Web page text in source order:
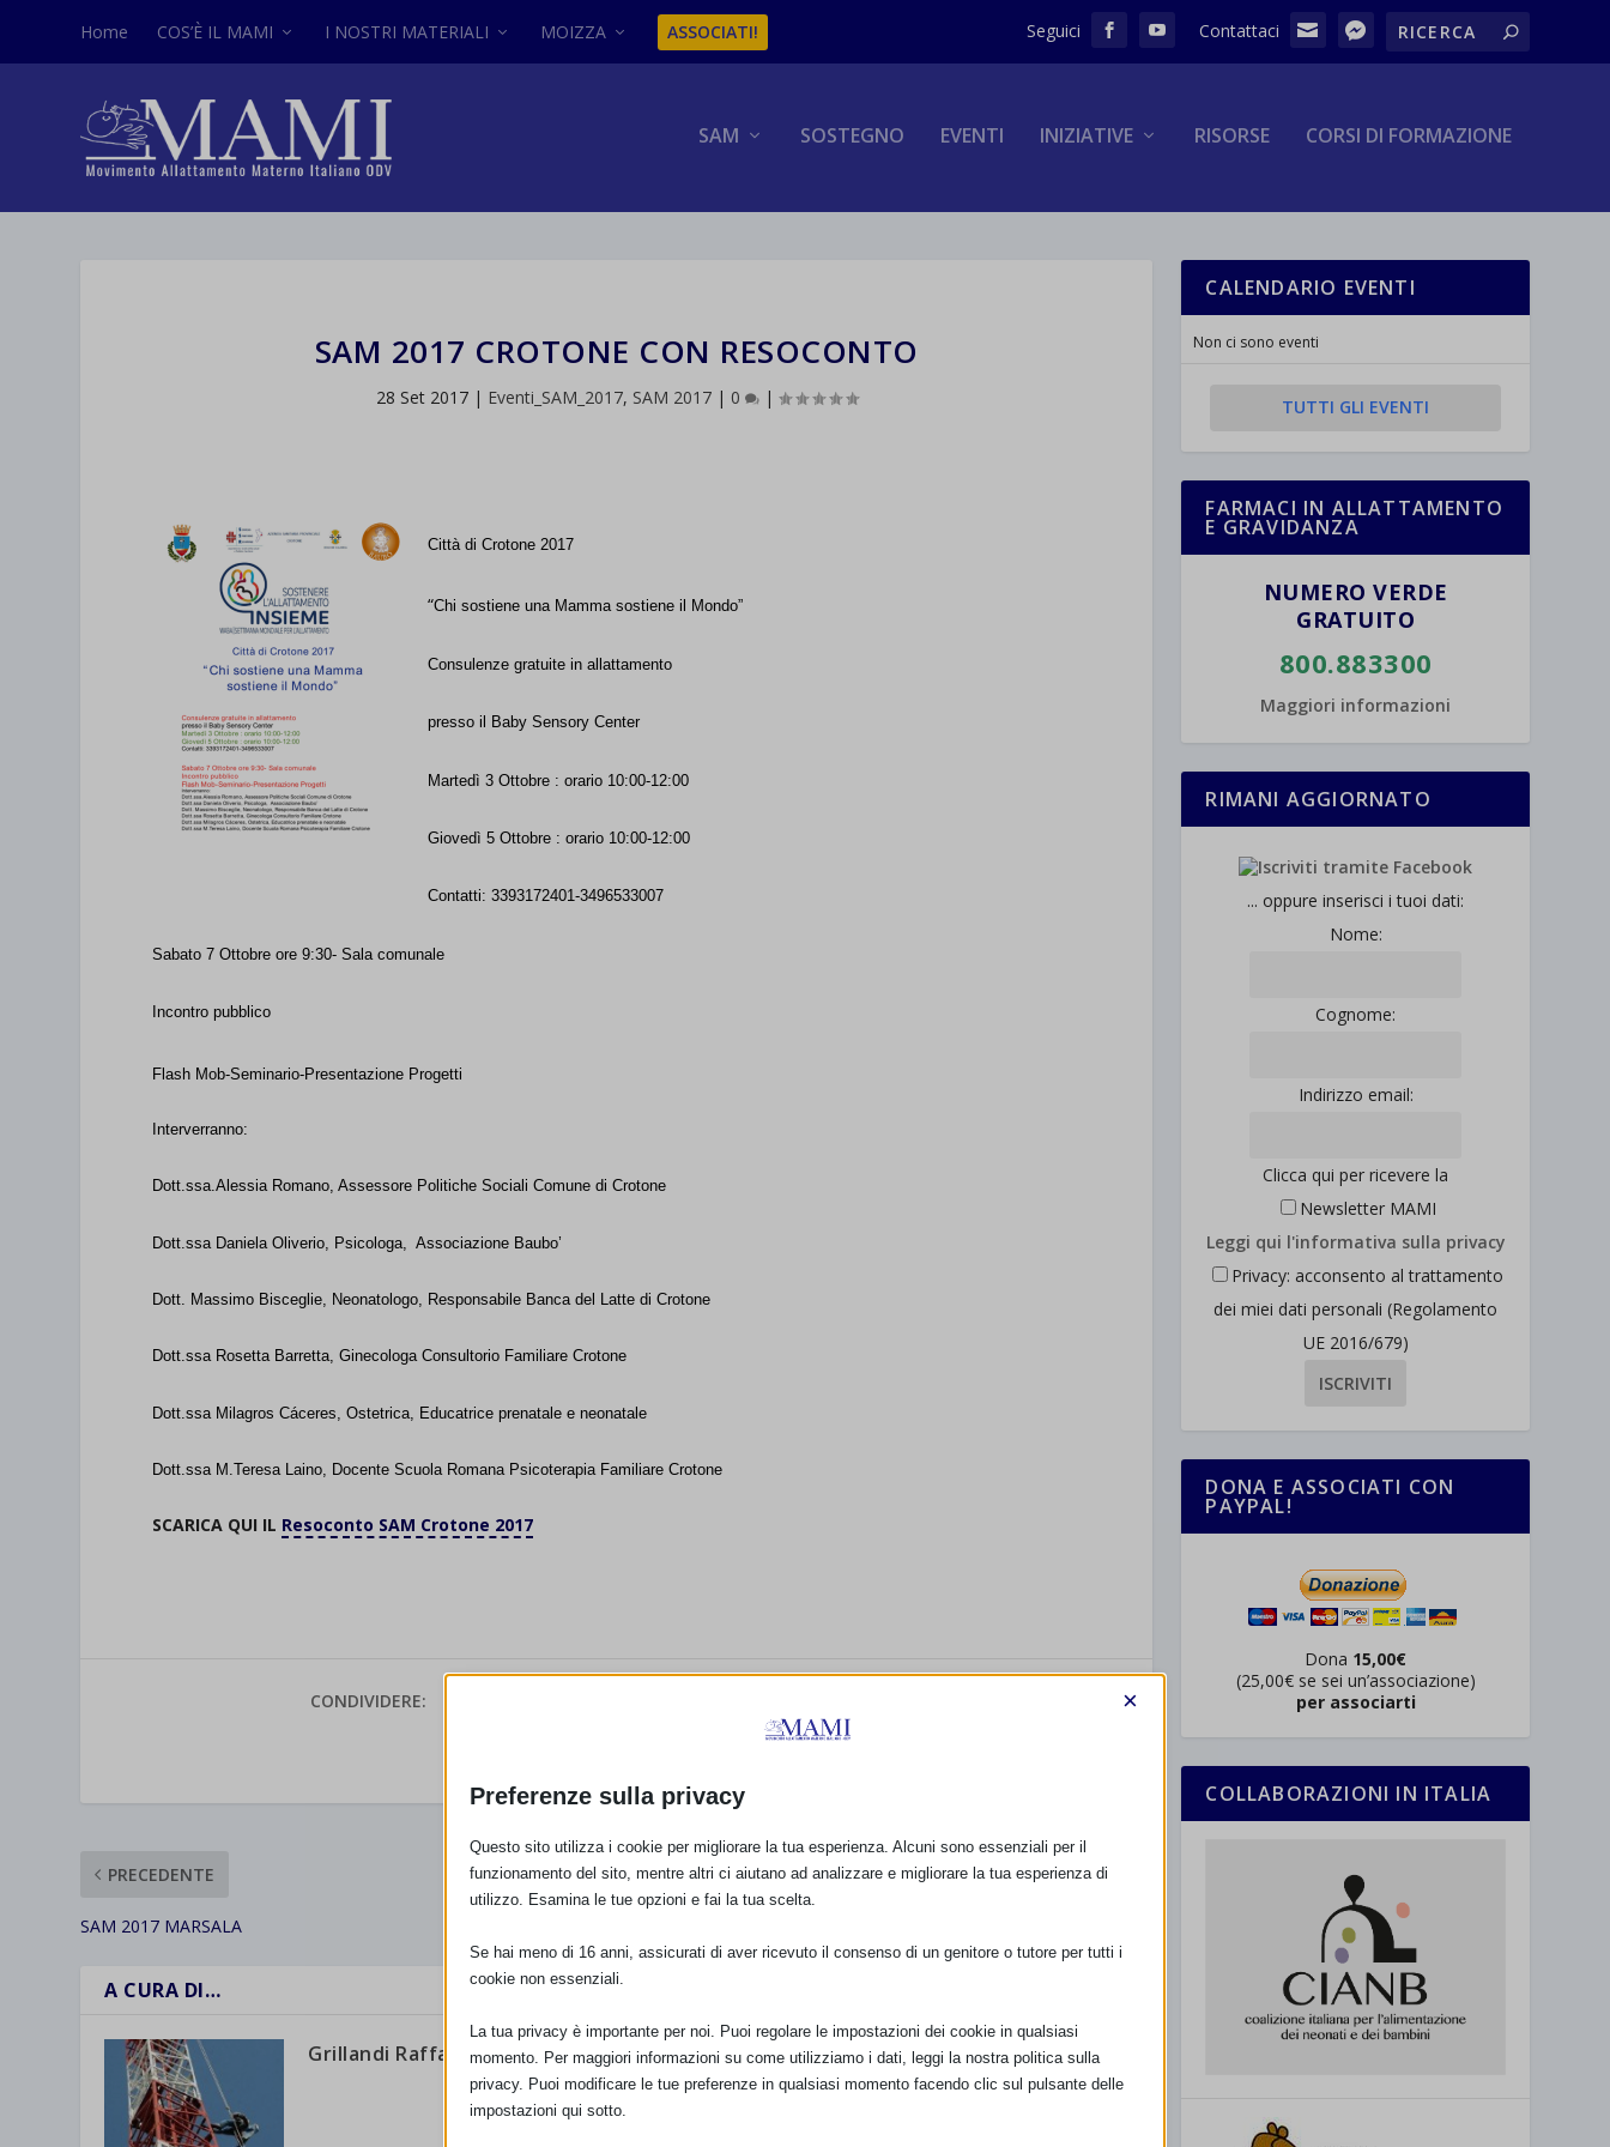
Home COS’È IL MAMI I NOSTRI MATERIALI MOIZZA ASSOCIATI!
SAM SOSTEGNO EVENTI INIZIATIVE RISORSE CORSI DI FORMAZIONE
SAM 2017 CROTONE CON RESOCONTO
28 Set 2017| Eventi_SAM_2017, SAM 2017| 0 |
Città di Crotone 2017
“Chi sostiene una Mamma sostiene il Mondo”
Consulenze gratuite in allattamento
presso il Baby Sensory Center
Martedì 3 Ottobre : orario 10:00-12:00
Giovedì 5 Ottobre : orario 10:00-12:00
Contatti: 3393172401-3496533007
Sabato 7 Ottobre ore 9:30- Sala comunale
Incontro pubblico
Flash Mob-Seminario-Presentazione Progetti
Interverranno:
Dott.ssa.Alessia Romano, Assessore Politiche Sociali Comune di Crotone
Dott.ssa Daniela Oliverio , Psicologa, Associazione Baubo’
Dott. Massimo Bisceglie, Neonatologo, Responsabile Banca del Latte di Crotone
Dott.ssa Rosetta Barretta, Ginecologa Consultorio Familiare Crotone
Dott.ssa Milagros Cáceres , Ostetrica, Educatrice prenatale e neonatale
Dott.ssa M.Teresa Laino, Docente Scuola Romana Psicoterapia Familiare Crotone
SCARICA QUI IL Resoconto SAM Crotone 2017
CONDIVIDERE:
PRECEDENTE
SAM 2017 MARSALA
PROSSIMO
A CURA DI…
Grillandi Raffaella
CALENDARIO EVENTI
Non ci sono eventi
TUTTI GLI EVENTI
FARMACI IN ALLATTAMENTO
E GRAVIDANZA
NUMERO VERDE
GRATUITO
800.883300
Maggiori informazioni
RIMANI AGGIORNATO
... oppure inserisci i tuoi dati:
Nome:
Cognome:
Indirizzo email:
Clicca qui per ricevere la
Newsletter MAMI
Leggi qui l'informativa sulla privacy
Privacy: acconsento al trattamento
dei miei dati personali (Regolamento
UE 2016/679)
DONA E ASSOCIATI CON
PAYPAL!
Dona 15,00€
(25,00€ se sei un’associazione)
per associarti
COLLABORAZIONI IN ITALIA
Preferenze sulla privacy
×
Questo sito utilizza i cookie per migliorare la tua esperienza. Alcuni sono essenziali per il
funzionamento del sito, mentre altri ci aiutano ad analizzare e migliorare la tua esperienza di
utilizzo. Esamina le tue opzioni e fai la tua scelta.
Se hai meno di 16 anni, assicurati di aver ricevuto il consenso di un genitore o tutore per tutti i
cookie non essenziali.
La tua privacy è importante per noi. Puoi regolare le impostazioni dei cookie in qualsiasi
momento. Per maggiori informazioni su come utilizziamo i dati, leggi la nostra politica sulla
privacy. Puoi modificare le tue preferenze in qualsiasi momento facendo clic sul pulsante delle
impostazioni qui sotto.